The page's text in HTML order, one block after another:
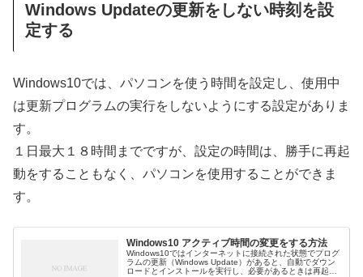
Windows Updateの更新をしない時刻を設
定する
Windows10では、パソコンを使う時間を設定し、使用中
は更新プログラムの実行をしないようにする設定がありま
す。
１日最大１８時間までですが、設定の時間は、勝手に再起
動をすることもなく、パソコンを使用することができま
す。
Windows10 アクティブ時間の変更をする方法
Windows10ではインターネットに接続された状態でプログ
ラムの更新（Windows Update）があると、自動でダウン
ロードとインストールを実行し、必要があるときは再起動